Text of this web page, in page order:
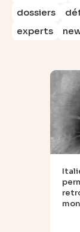
dossiers
experts